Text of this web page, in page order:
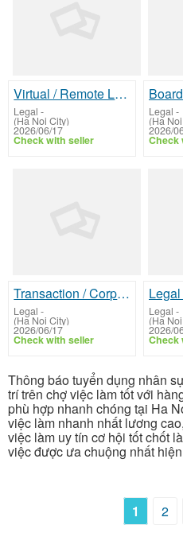
Virtual / Remote Legal Volunteer (Document Review, Translation, Research)
Legal -
(Ha Noi City)
2026/06/17
Check with seller
Legal -
(Ha
2026/
Check
Transaction / Corporate Pro Bono (Nonprofit Formation & Contracts
Legal -
(Ha Noi City)
2026/06/17
Check with seller
Legal -
(Ha
2026/
Check
Thông báo tuyển dụng nhân
trí trên chợ việc làm tốt với
phù hợp nhanh chóng tại Ha
việc làm nhanh nhất lương
việc làm uy tín cơ hội tốt chốt
việc được ưa chuộng nhất
1 2